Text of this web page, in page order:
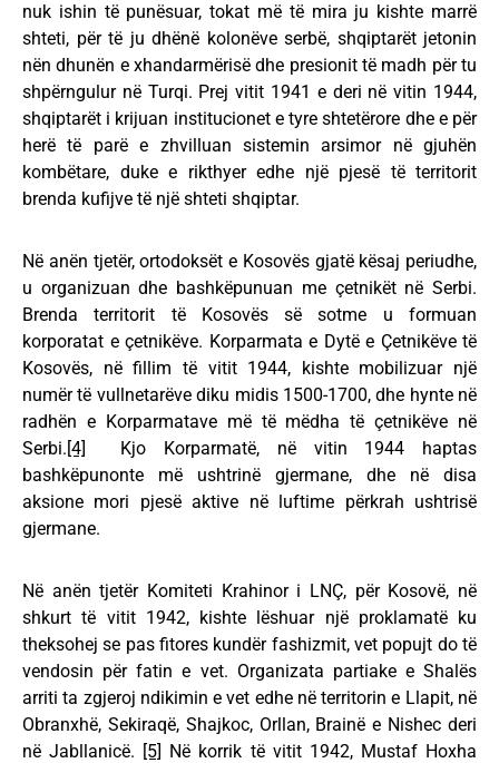
nuk ishin të punësuar, tokat më të mira ju kishte marrë
shteti, për të ju dhënë kolonëve serbë, shqiptarët jetonin
nën dhunën e xhandarmërisë dhe presionit të madh për tu
shpërngulur në Turqi. Prej vitit 1941 e deri në vitin 1944,
shqiptarët i krijuan institucionet e tyre shtetërore dhe e për
herë të parë e zhvilluan sistemin arsimor në gjuhën
kombëtare, duke e rikthyer edhe një pjesë të territorit
brenda kufijve të një shteti shqiptar.
Në anën tjetër, ortodoksët e Kosovës gjatë kësaj periudhe,
u organizuan dhe bashkëpunuan me çetnikët në Serbi.
Brenda territorit të Kosovës së sotme u formuan
korporatat e çetnikëve. Korparmata e Dytë e Çetnikëve të
Kosovës, në fillim të vitit 1944, kishte mobilizuar një
numër të vullnetarëve diku midis 1500-1700, dhe hynte në
radhën e Korparmatave më të mëdha të çetnikëve në
Serbi.[4]
Kjo Korparmatë, në vitin 1944 haptas
bashkëpunonte më ushtrinë gjermane, dhe në disa
aksione mori pjesë aktive në luftime përkrah ushtrisë
gjermane.
Në anën tjetër Komiteti Krahinor i LNÇ, për Kosovë, në
shkurt të vitit 1942, kishte lëshuar një proklamatë ku
theksohej se pas fitores kundër fashizmit, vet popujt do të
vendosin për fatin e vet. Organizata partiake e Shalës
arriti ta zgjeroj ndikimin e vet edhe në territorin e Llapit, në
Obranxhë, Sekiraqë, Shajkoc, Orllan, Brainë e Nishec deri
në Jabllanicë. [5] Në korrik të vitit 1942, Mustaf Hoxha